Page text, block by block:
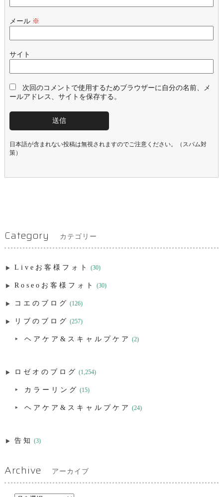
メール ※
サイト
次回のコメントで使用するためブラウザーに自分の名前、メ
ールアドレス、サイトを保存する。
日本語が含まれない投稿は無視されますのでご注意ください。（スパム対
策）
Category カテゴリー
Liveお客様フォト (30)
Roseoお客様フォト (30)
コエのブログ (126)
リブのブログ (257)
ヘアケア&スキャルプケア (2)
ロゼオのブログ (1,254)
カラーリング (15)
ヘアケア&スキャルプケア (24)
告知 (3)
Archive アーカイブ